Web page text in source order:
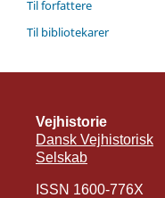
Til forfattere
Til bibliotekarer
Vejhistorie
Dansk Vejhistorisk
Selskab
ISSN 1600-776X